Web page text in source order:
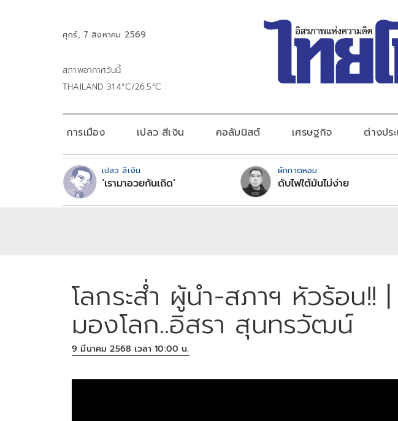
ศุกร์, 7 สิงหาคม 2569
สภาพอากาศวันนี้
THAILAND 31.4°C/26.5°C
การเมือง เปลว สีเงิน คอลัมนิสต์ เศรษฐกิจ ต่างปร
เปลว สีเงิน
‘เรามาอวยกันเถิด’
ผักกาดหอม
ดับไฟใต้มันไม่ง่าย
โลกระส่ำ ผู้นำ-สภาฯ หัวร้อน!!
มองโลก..อิสรา สุนทรวัฒน์
9 มีนาคม 2568 เวลา 10:00 น.